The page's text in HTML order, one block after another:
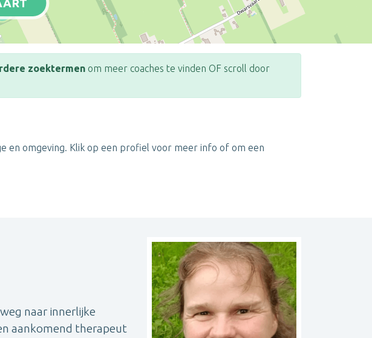
zoektermen om meer coaches te vinden OF scroll door
en omgeving. Klik op een profiel voor meer info of om een
naar innerlijke
aankomend therapeut